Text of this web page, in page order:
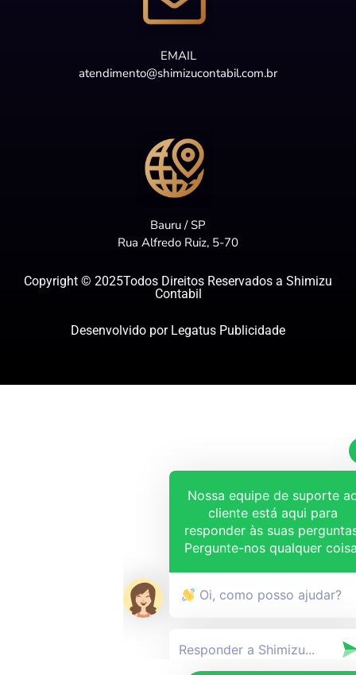
EMAIL
atendimento@shimizucontabil.com.br
Bauru / SP
Rua Alfredo Ruiz, 5-70
Copyright © 2025Todos Direitos Reservados a Shimizu
Contabil
Desenvolvido por Legatus Publicidade
cliente está aqui para
responder às suas
Pergunte-nos qualquer